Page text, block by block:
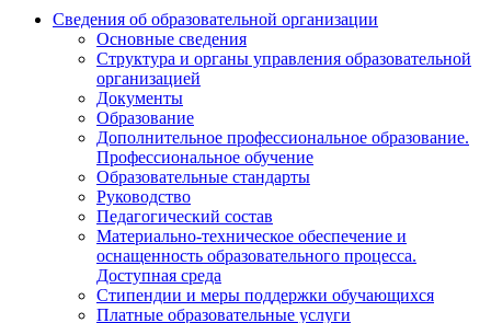
Сведения об образовательной организации
Основные сведения
Структура и органы управления образовательной
организацией
Документы
Образование
Дополнительное профессиональное образование.
Профессиональное обучение
Образовательные стандарты
Руководство
Педагогический состав
Материально-техническое обеспечение и
оснащенность образовательного процесса.
Доступная среда
Стипендии и меры поддержки обучающихся
Платные образовательные услуги